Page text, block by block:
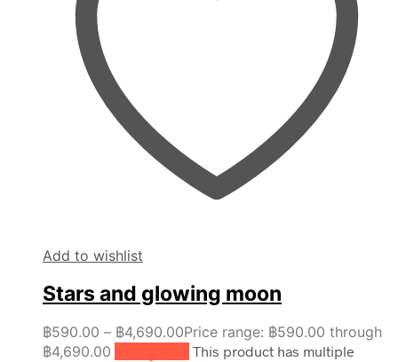
Add to wishlist
Stars and glowing moon
฿590.00 – ฿4,690.00Price range: ฿590.00 through
฿4,690.00
This product has multiple